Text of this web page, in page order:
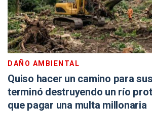
DAÑO AMBIENTAL
Quiso hacer un camino para
terminó destruyendo un río
que pagar una multa millonaria